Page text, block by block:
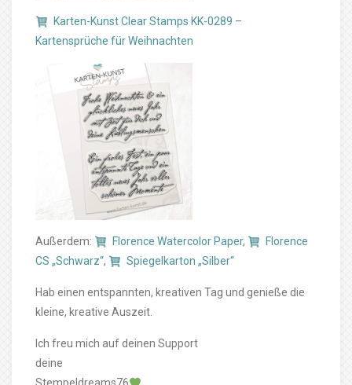
Karten-Kunst Clear Stamps KK-0289 –
Kartensprüche für Weihnachten
Außerdem: Florence Watercolor Paper,
Florence
CS „Schwarz“, Spiegelkarton „Silber“
Hab einen entspannten, kreativen Tag und genieße die
kleine, kreative Auszeit.
Ich freu mich auf deinen Support
deine